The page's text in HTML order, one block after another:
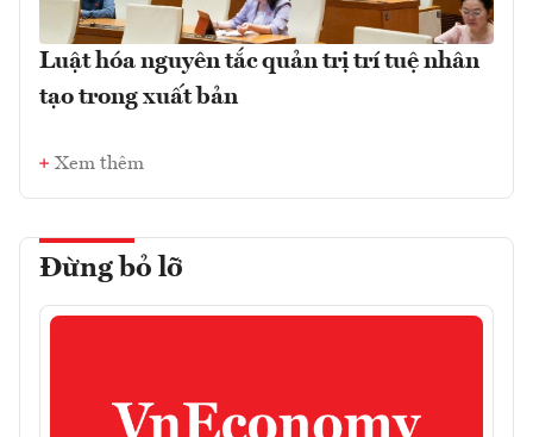
Luật hóa nguyên tắc quản trị trí tuệ nhân
tạo trong xuất bản
Xem thêm
Đừng bỏ lỡ